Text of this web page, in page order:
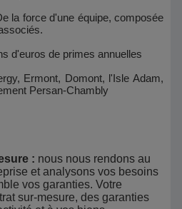
la force d'une équipe, composée
d'euros de primes annuelles
Ermont, Domont, l'Isle Adam,
Persan-Chambly
: nous nous rendons au
et analysons vos besoins
vos garanties. Votre
sur-mesure, des garanties